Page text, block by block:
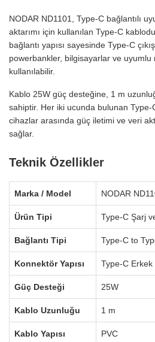
NODAR ND1101, Type-C bağlantılı
aktarımı için kullanılan Type-C
bağlantı yapısı sayesinde Type-C
powerbankler, bilgisayarlar ve uyumlu
kullanılabilir.
Kablo 25W güç desteğine, 1 m
sahiptir. Her iki ucunda bulunan Type-
cihazlar arasında güç iletimi ve veri
sağlar.
Teknik Özellikler
Marka / Model NODAR
Ürün Tipi Type-C Şarj
Bağlantı Tipi Type-C to
Konnektör Yapısı Type-C
Güç Desteği 25W
Kablo Uzunluğu 1 m
Kablo Yapısı PVC